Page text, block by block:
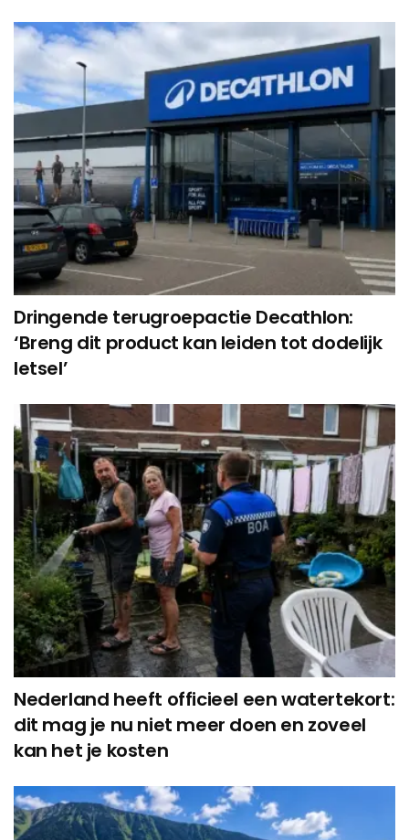
Dringende terugroepactie Decathlon:
‘Breng dit product kan leiden tot dodelijk
letsel’
Nederland heeft officieel een watertekort:
dit mag je nu niet meer doen en zoveel
kan het je kosten